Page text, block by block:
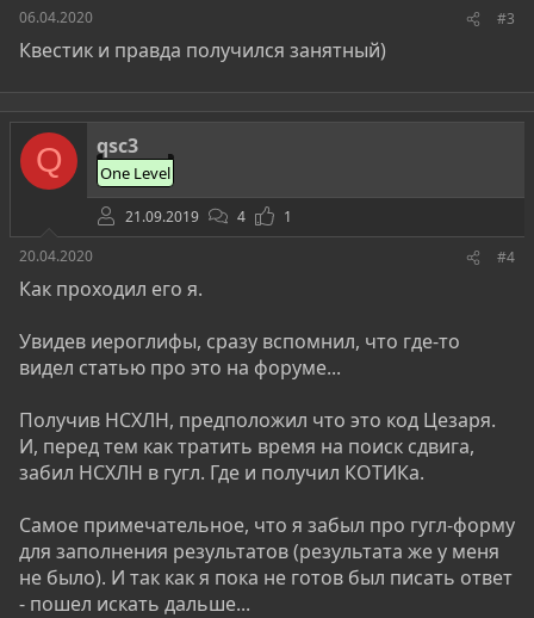
06.04.2020
#3
Квестик и правда получился занятный)
Q qsc3
One Level
21.09.2019 4
1
20.04.2020
#4
Как проходил его я.
Увидев иероглифы, сразу вспомнил, что где-то
видел статью про это на форуме...
Получив НСХЛН, предположил что это код Цезаря.
И, перед тем как тратить время на поиск сдвига,
забил НСХЛН в гугл. Где и получил КОТИКа.
Самое примечательное, что я забыл про гугл-форму
для заполнения результатов (результата же у меня
не было). И так как я пока не готов был писать ответ
- пошел искать дальше...